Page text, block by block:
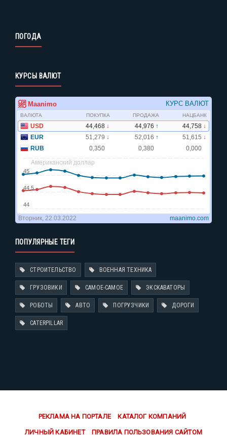
ПОГОДА
КУРСЫ ВАЛЮТ
ПОПУЛЯРНЫЕ ТЕГИ
СТРОИТЕЛЬСТВО ВОЕННАЯ ТЕХНИКА
ГРУЗОВИКИ САМОЕ-САМОЕ ЭКСКАВАТОРЫ
РОБОТЫ АВТО ПОГРУЗЧИКИ ДОРОГИ
CATERPILLAR
РЕКЛАМА НА ПОРТАЛЕ КАТАЛОГ КОМПАНИЙ
ЛИЧНЫЙ КАБИНЕТ ПРАВИЛА ПОЛЬЗОВАНИЯ САЙТОМ